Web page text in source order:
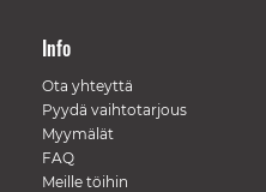
Info
Ota yhteyttä
Pyydä vaihtotarjous
Myymälät
FAQ
Meille töihin